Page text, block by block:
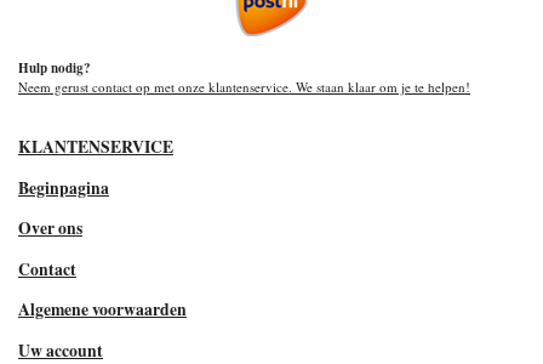
Hulp nodig?
Neem gerust contact op met onze klantenservice. We staan klaar om je te helpen!
KLANTENSERVICE
Beginpagina
Over ons
Contact
Algemene voorwaarden
Uw account